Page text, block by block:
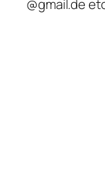
@gmail.de